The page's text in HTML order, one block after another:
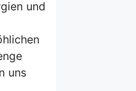
und
uns